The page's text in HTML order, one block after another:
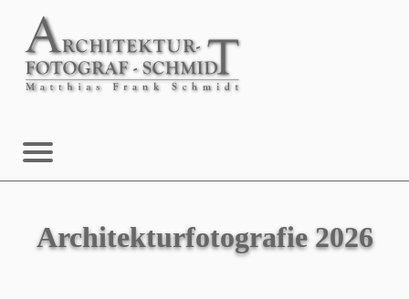
Architekturfotografie 2026